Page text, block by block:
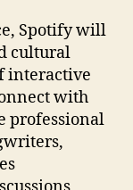
Spotify will
cultural
interactive
with
professional